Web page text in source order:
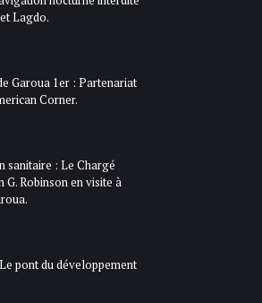
Lagdo.
Garoua 1er : Partenariat
Corner.
sanitaire : Le Chargé
G. Robinson en visite à
pont du développement